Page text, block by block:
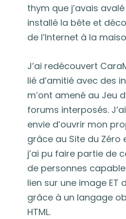
thym que j’avais
installé la bête et
de l’Internet à la
J’ai redécouvert
lié d’amitié avec des
m’ont amené au Jeu
forums interposés.
envie d’ouvrir mon
grâce au Site du Zéro
j’ai pu faire partie de
de personnes
lien sur une image ET
grâce à un langage
HTML.